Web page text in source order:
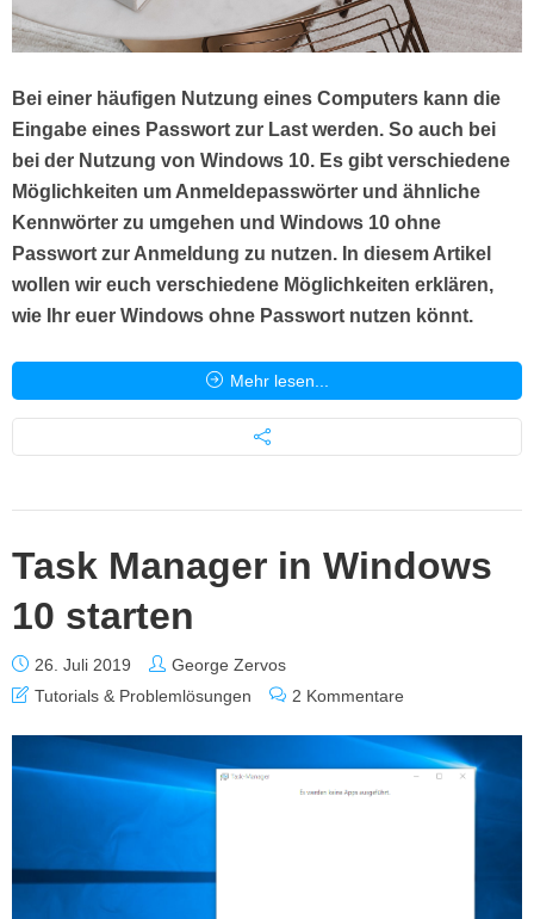
Bei einer häufigen Nutzung eines Computers kann die
Eingabe eines Passwort zur Last werden. So auch bei
bei der Nutzung von Windows 10. Es gibt verschiedene
Möglichkeiten um Anmeldepasswörter und ähnliche
Kennwörter zu umgehen und Windows 10 ohne
Passwort zur Anmeldung zu nutzen. In diesem Artikel
wollen wir euch verschiedene Möglichkeiten erklären,
wie Ihr euer Windows ohne Passwort nutzen könnt.
Mehr lesen...
Task Manager in Windows
10 starten
26. Juli 2019
George Zervos
Tutorials & Problemlösungen
2 Kommentare